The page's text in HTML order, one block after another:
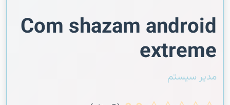
Com shazam android
extreme
مدیر سیستم